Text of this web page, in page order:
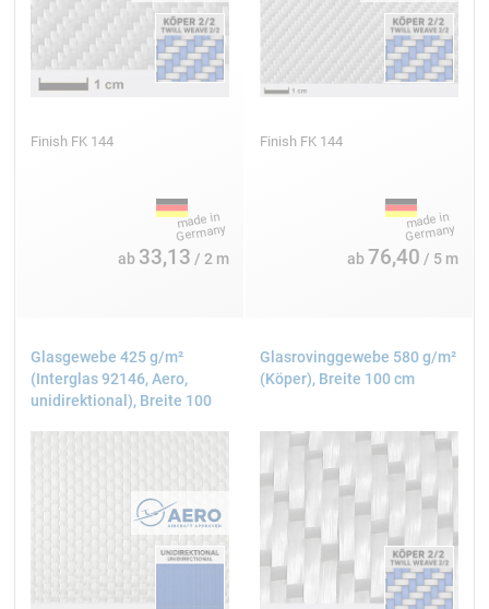
163 g/m
AERO Leinwand
200 g/m
Interglas FK 144
AERO Leinwand
Interglas FK 144
Finish FK 144
ab 33,13 / 2 m
Finish FK 144
ab 76,40 / 5 m
Glasgewebe 425 g/m²
(Interglas 92146, Aero,
unidirektional), Breite 100
Glasrovinggewebe 580 g/m²
(Köper), Breite 100 cm